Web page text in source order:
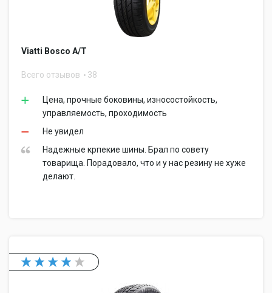
Viatti Bosco A/T
Всего отзывов 38
Цена, прочные боковины, износостойкость,
управляемость, проходимость
Не увидел
Надежные крпекие шины. Брал по совету
товарища. Порадовало, что и у нас резину не хуже
делают.